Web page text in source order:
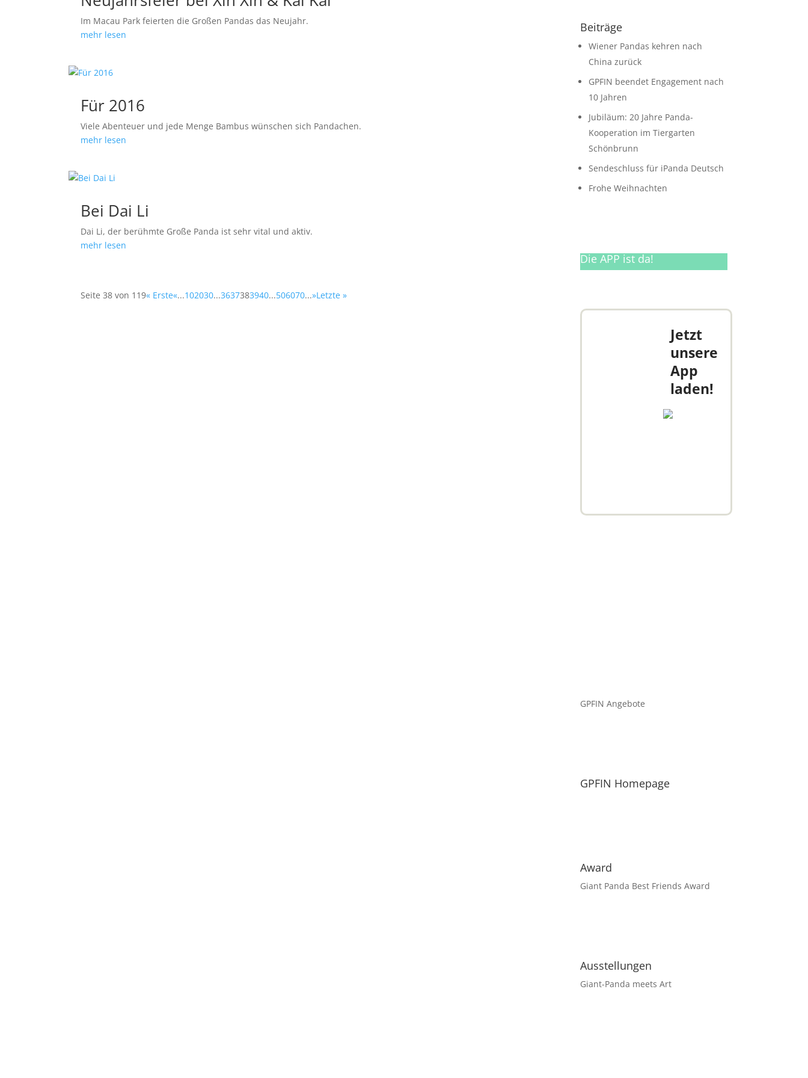
Im Macau Park feierten die Großen Pandas das Neujahr.
mehr lesen
Für 2016
Viele Abenteuer und jede Menge Bambus wünschen sich Pandachen.
mehr lesen
Bei Dai Li
Dai Li, der berühmte Große Panda ist sehr vital und aktiv.
mehr lesen
Seite 38 von 119« Erste«...102030...3637383940...506070...»Letzte »
Beiträge
Wiener Pandas kehren nach
China zurück
GPFIN beendet Engagement nach
10 Jahren
Jubiläum: 20 Jahre Panda-
Kooperation im Tiergarten
Schönbrunn
Sendeschluss für iPanda Deutsch
Frohe Weihnachten
Die APP ist da!
Jetzt
unsere
App
laden!
GPFIN Angebote
GPFIN Homepage
Award
Giant Panda Best Friends Award
Ausstellungen
Giant-Panda meets Art